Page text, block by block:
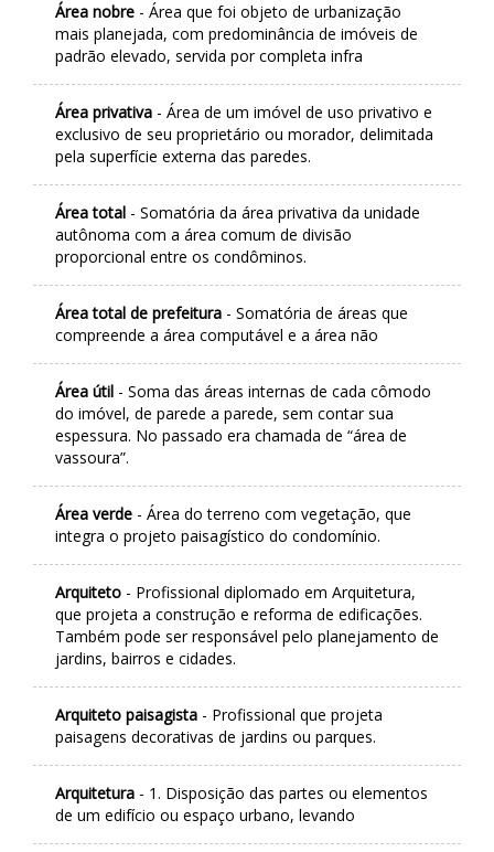
Área nobre - Área que foi objeto de urbanização
mais planejada, com predominância de imóveis de
padrão elevado, servida por completa infra
Área privativa - Área de um imóvel de uso privativo e
exclusivo de seu proprietário ou morador, delimitada
pela superfície externa das paredes.
Área total - Somatória da área privativa da unidade
autônoma com a área comum de divisão
proporcional entre os condôminos.
Área total de prefeitura - Somatória de áreas que
compreende a área computável e a área não
Área útil - Soma das áreas internas de cada cômodo
do imóvel, de parede a parede, sem contar sua
espessura. No passado era chamada de “área de
vassoura”.
Área verde - Área do terreno com vegetação, que
integra o projeto paisagístico do condomínio.
Arquiteto - Profissional diplomado em Arquitetura,
que projeta a construção e reforma de edificações.
Também pode ser responsável pelo planejamento de
jardins, bairros e cidades.
Arquiteto paisagista - Profissional que projeta
paisagens decorativas de jardins ou parques.
Arquitetura - 1. Disposição das partes ou elementos
de um edifício ou espaço urbano, levando